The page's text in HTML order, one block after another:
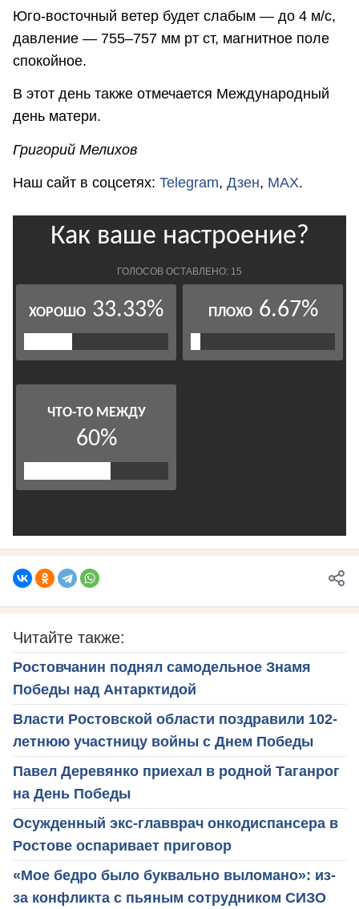
Юго-восточный ветер будет слабым — до 4 м/с,
давление — 755–757 мм рт ст, магнитное поле
спокойное.
В этот день также отмечается Международный
день матери.
Григорий Мелихов
Наш сайт в соцсетях: Telegram, Дзен, MAX.
Читайте также:
Ростовчанин поднял самодельное Знамя
Победы над Антарктидой
Власти Ростовской области поздравили 102-
летнюю участницу войны с Днем Победы
Павел Деревянко приехал в родной Таганрог
на День Победы
Осужденный экс-главврач онкодиспансера в
Ростове оспаривает приговор
«Мое бедро было буквально выломано»: из-
за конфликта с пьяным сотрудником СИЗО